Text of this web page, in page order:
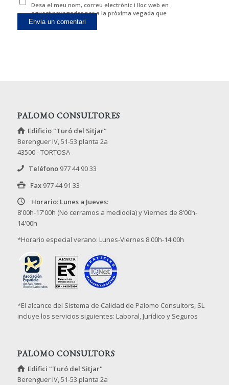
Desa el meu nom, correu electrònic i lloc web en
aquest navegador per a la pròxima vegada que
comenti.
PALOMO CONSULTORES
Edificio "Turó del Sitjar"
Berenguer IV, 51-53 planta 2a
43500 - TORTOSA
Teléfono 977 44 90 33
Fax 977 44 91 33
Horario: Lunes a Jueves:
8'00h-17'00h (No cerramos a mediodía) y Viernes de 8'00h-
14'00h
*Horario especial verano: Lunes-Viernes 8:00h-14:00h
*El alcance del Sistema de Calidad de Palomo Consultors, SL
incluye los servicios siguientes: Laboral, Jurídico y Seguros
PALOMO CONSULTORS
Edifici "Turó del Sitjar"
Berenguer IV, 51-53 planta 2a